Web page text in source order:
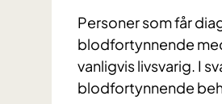
Personer som får
blodfortynnende
vanligvis livsvarig. I
blodfortynnende